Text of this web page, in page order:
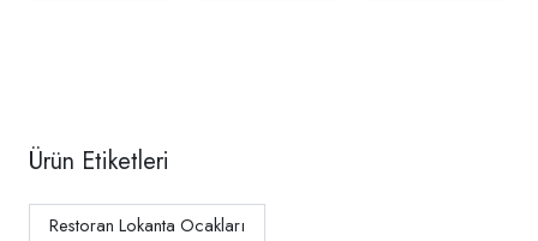
Ürün Etiketleri
Restoran Lokanta Ocakları